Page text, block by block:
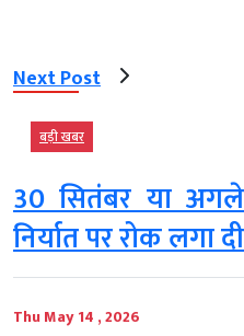
Next Post
बड़ी खबर
30 सितंबर या
निर्यात पर रोक लगा
Thu May 14 , 2026